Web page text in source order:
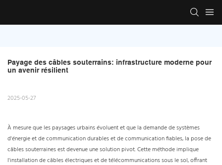
Payage des câbles souterrains: infrastructure moderne pour
un avenir résilient
2025-05-27
À mesure que les paysages urbains évoluent et que la demande de systèmes
d'énergie et de communication durables et de communication fiables, la pose de
câbles souterraines est devenue une solution pivot. Cette méthode implique
l'installation de câbles électriques et de télécommunications sous le sol, offrant